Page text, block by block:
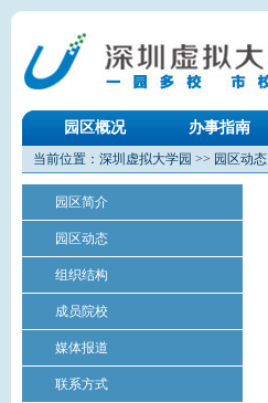
园区概况 办事指南
当前位置： 深圳虚拟大学园 >> 园区动态
园区简介
园区动态
组织结构
成员院校
媒体报道
联系方式